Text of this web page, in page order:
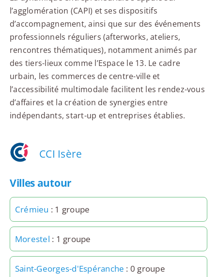
l’agglomération (CAPI) et ses dispositifs
d’accompagnement, ainsi que sur des événements
professionnels réguliers (afterworks, ateliers,
rencontres thématiques), notamment animés par
des tiers-lieux comme l’Espace le 13. Le cadre
urbain, les commerces de centre-ville et
l’accessibilité multimodale facilitent les rendez-vous
d’affaires et la création de synergies entre
indépendants, start-up et entreprises établies.
CCI Isère
Villes autour
Crémieu : 1 groupe
Morestel : 1 groupe
Saint-Georges-d'Espéranche : 0 groupe